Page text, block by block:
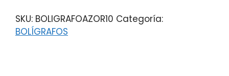
SKU: BOLIGRAFOAZOR10 Categoría:
BOLÍGRAFOS